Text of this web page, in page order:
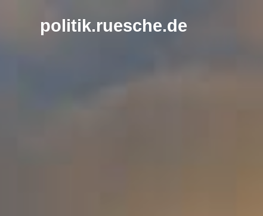
politik.ruesche.de